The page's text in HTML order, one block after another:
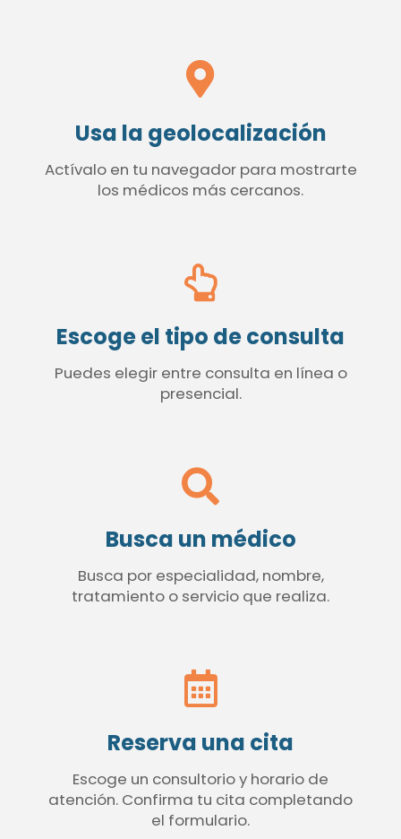
Usa la geolocalización
Actívalo en tu navegador para mostrarte
los médicos más cercanos.
Escoge el tipo de consulta
Puedes elegir entre consulta en línea o
presencial.
Busca un médico
Busca por especialidad, nombre,
tratamiento o servicio que realiza.
Reserva una cita
Escoge un consultorio y horario de
atención. Confirma tu cita completando
el formulario.